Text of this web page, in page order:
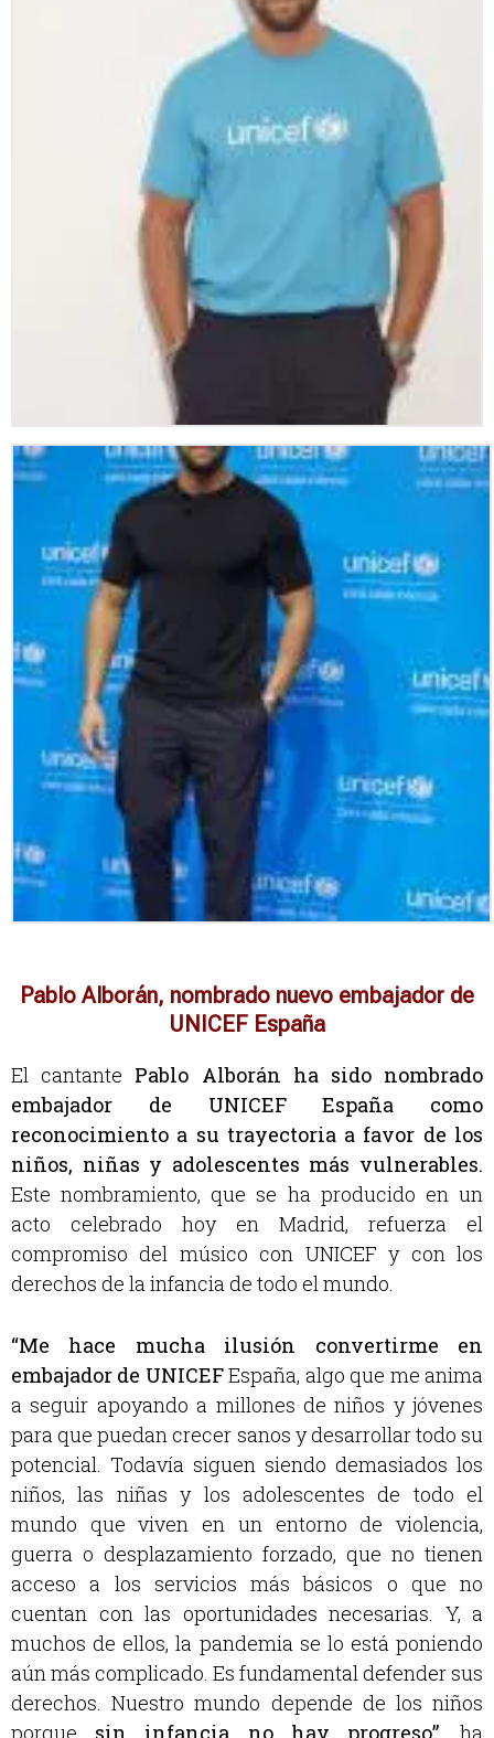
Pablo Alborán, nombrado nuevo embajador de
UNICEF España
El cantante Pablo Alborán ha sido nombrado
embajador de UNICEF
España
como
reconocimiento a su trayectoria a favor de los
niños, niñas y adolescentes más vulnerables.
Este nombramiento, que se ha producido en un
acto celebrado hoy en Madrid, refuerza el
compromiso del músico con UNICEF y con los
derechos de la infancia de todo el mundo.
“Me hace mucha ilusión convertirme en
embajador de UNICEFEspaña, algo que me anima
a seguir apoyando a millones de niños y jóvenes
para que puedan crecer sanos y desarrollar todo su
potencial. Todavía siguen siendo demasiados los
niños, las niñas y los adolescentes de todo el
mundo que viven en un entorno de violencia,
guerra o desplazamiento forzado, que no tienen
acceso a los servicios más básicos o que no
cuentan con las oportunidades necesarias. Y, a
muchos de ellos, la pandemia se lo está poniendo
aún más complicado. Es fundamental defender sus
derechos. Nuestro mundo depende de los niños